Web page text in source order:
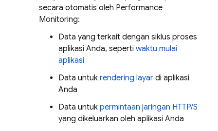
secara otomatis oleh Performance
Monitoring:
Data yang terkait dengan siklus proses
aplikasi Anda, seperti waktu mulai
aplikasi
Data untuk rendering layar di aplikasi
Anda
Data untuk permintaan jaringan HTTP/S
yang dikeluarkan oleh aplikasi Anda